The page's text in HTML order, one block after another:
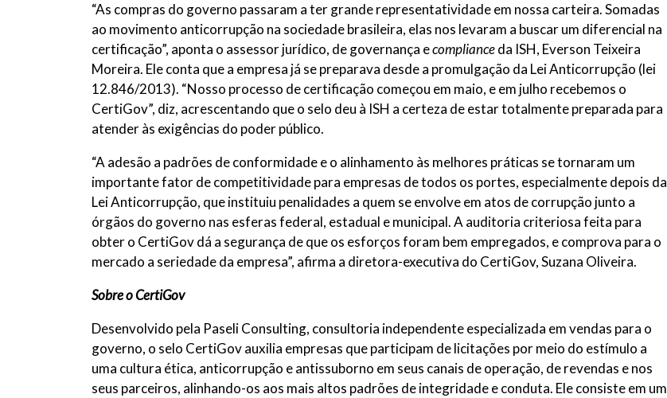
“As compras do governo passaram a ter grande representatividade em nossa carteira. Somadas
ao movimento anticorrupção na sociedade brasileira, elas nos levaram a buscar um diferencial na
certificação”, aponta o assessor jurídico, de governança ecomplianceda ISH, Everson Teixeira
Moreira. Ele conta que a empresa já se preparava desde a promulgação da Lei Anticorrupção (lei
12.846/2013). “Nosso processo de certificação começou em maio, e em julho recebemos o
CertiGov”, diz, acrescentando que o selo deu à ISH a certeza de estar totalmente preparada para
atender às exigências do poder público.
“A adesão a padrões de conformidade e o alinhamento às melhores práticas se tornaram um
importante fator de competitividade para empresas de todos os portes, especialmente depois da
Lei Anticorrupção, que instituiu penalidades a quem se envolve em atos de corrupção junto a
órgãos do governo nas esferas federal, estadual e municipal. A auditoria criteriosa feita para
obter o CertiGov dá a segurança de que os esforços foram bem empregados, e comprova para o
mercado a seriedade da empresa”, afirma a diretora-executiva do CertiGov, Suzana Oliveira.
Sobre o CertiGov
Desenvolvido pela Paseli Consulting, consultoria independente especializada em vendas para o
governo, o selo CertiGov auxilia empresas que participam de licitações por meio do estímulo a
uma cultura ética, anticorrupção e antissuborno em seus canais de operação, de revendas e nos
seus parceiros, alinhando-os aos mais altos padrões de integridade e conduta. Ele consiste em um